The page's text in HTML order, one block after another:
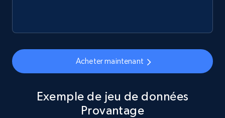
1.6K+ 181+ Buy Now
Acheter maintenant
Exemple de jeu de données
Provantage